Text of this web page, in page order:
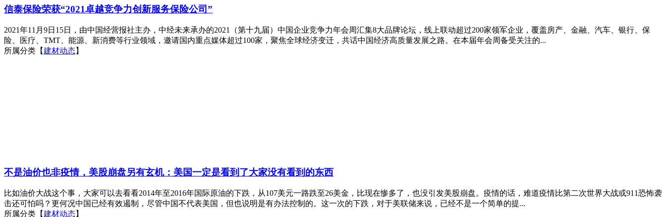
信泰保险荣获“2021卓越竞争力创新服务保险公司”
2021年11月9日15日，由中国经营报社主办，中经未来承办的2021（第十九届）中国企业竞争力年会周汇集8大品牌论坛，线上联动超过200家领军企业，覆盖房产、金融、汽车、银行、保
险、医疗、TMT、能源、新消费等行业领域，邀请国内重点媒体超过100家，聚焦全球经济变迁，共话中国经济高质量发展之路。在本届年会周备受关注的...
所属分类【建材动态】
不是油价也非疫情，美股崩盘另有玄机：美国一定是看到了大家没有看到的东西
比如油价大战这个事，大家可以去看看2014年至2016年国际原油的下跌，从107美元一路跌至26美金，比现在惨多了，也没引发美股崩盘。疫情的话，难道疫情比第二次世界大战或911恐怖袭
击还可怕吗？更何况中国已经有效遏制，尽管中国不代表美国，但也说明是有办法控制的。这一次的下跌，对于美联储来说，已经不是一个简单的提...
所属分类【建材动态】